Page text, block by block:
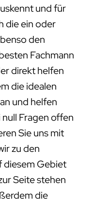
und für
die ein oder
den
Fachmann
direkt helfen
die idealen
und helfen
Fragen offen
Sie uns mit
zu den
diesem Gebiet
Seite stehen
die